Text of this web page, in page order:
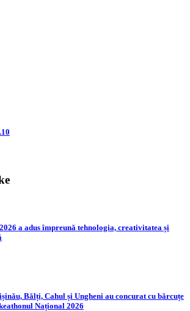
a adus împreună tehnologia, creativitatea și
Bălți, Cahul și Ungheni au concurat cu bărcuțe
Național 2026